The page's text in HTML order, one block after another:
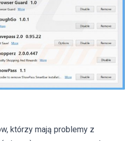
którzy mają problemy z